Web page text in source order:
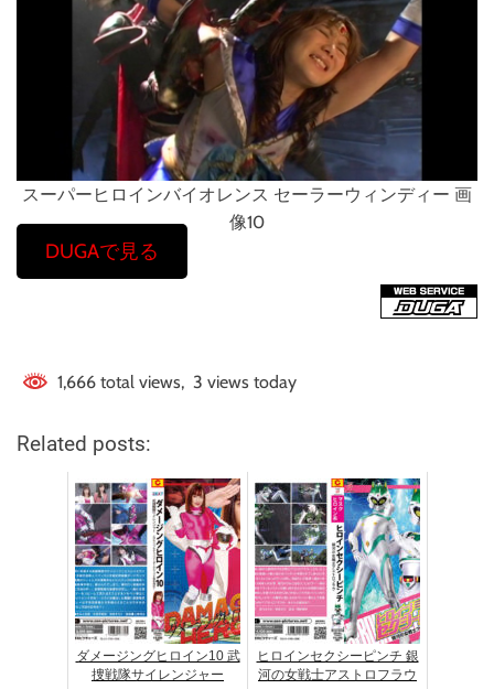
スーパーヒロインバイオレンス セーラーウィンディー 画
像10
DUGAで見る
1,666 total views, 3 views today
Related posts:
ダメージングヒロイン10 武
捜戦隊サイレンジャー
ヒロインセクシーピンチ 銀
河の女戦士アストロフラウ